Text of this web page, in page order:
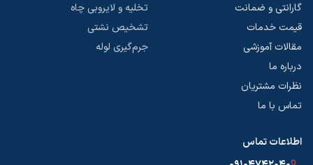
گارانتی و ضمانت
قیمت خدمات
مقالات آموزشی
درباره ما
نظرات مشتریان
تماس با ما
تخلیه و لایروبی چاه
تشخیص نشتی
جرم‌گیری لوله
اطلاعات تماس